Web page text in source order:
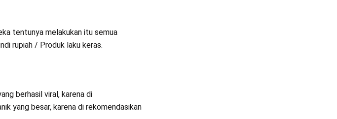
tentunya melakukan itu semua
rupiah / Produk laku keras.
berhasil viral, karena di
yang besar, karena di rekomendasikan